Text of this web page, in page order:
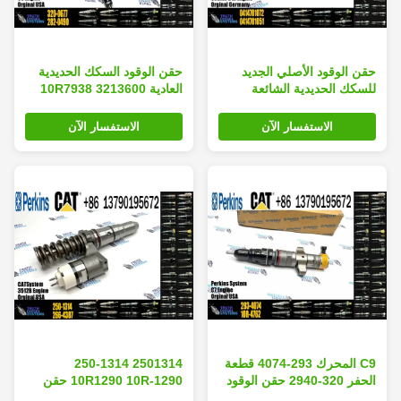
حقن الوقود الأصلي الجديد
للسكك الحديدية الشائعة
0414701051الاستفسار الآن
حقن الوقود السكك الحديدية
العادية 3213600 10R7938
CAT C6.4الاستفسار الآن
C9 المحرك 293-4074 قطعة
الحفر 320-2940 حقن الوقود
2501314 250-1314
10R1290 10R-1290 حقن